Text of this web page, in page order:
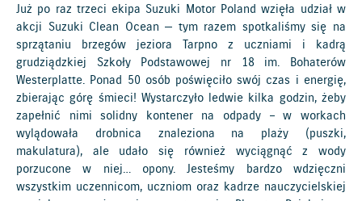
Już po raz trzeci ekipa Suzuki Motor Poland wzięła udział w
akcji Suzuki Clean Ocean — tym razem spotkaliśmy się na
sprzątaniu brzegów jeziora Tarpno z uczniami i kadrą
grudziądzkiej Szkoły Podstawowej nr 18 im. Bohaterów
Westerplatte. Ponad 50 osób poświęciło swój czas i energię,
zbierając górę śmieci! Wystarczyło ledwie kilka godzin, żeby
zapełnić nimi solidny kontener na odpady – w workach
wylądowała drobnica znaleziona na plaży (puszki,
makulatura), ale udało się również wyciągnąć z wody
porzucone w niej… opony. Jesteśmy bardzo wdzięczni
wszystkim uczennicom, uczniom oraz kadrze nauczycielskiej